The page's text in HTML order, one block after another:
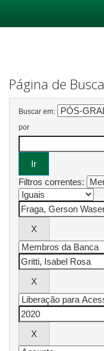
Página de Busca
Buscar em:
por
Filtros correntes: